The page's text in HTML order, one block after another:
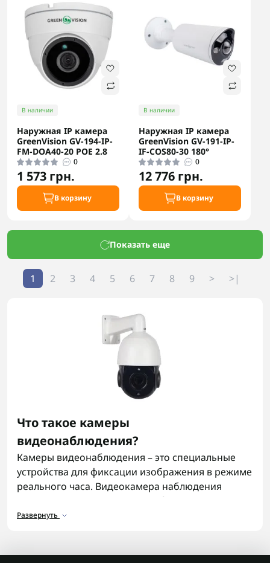
В наличии
Наружная IP камера
GreenVision GV-194-IP-
FM-DOA40-20 POE 2.8
0
1 573 грн.
В корзину
В наличии
Наружная IP камера
GreenVision GV-191-IP-
IF-COS80-30 180°
0
12 776 грн.
В корзину
Показать еще
1 2 3 4 5 6 7 8 9 > >|
Что такое камеры
видеонаблюдения?
Камеры видеонаблюдения – это специальные
устройства для фиксации изображения в режиме
реального часа. Видеокамера наблюдения
позволяет контролировать события в
определенном месте и записывать видео для
Назначение камер
Развернуть